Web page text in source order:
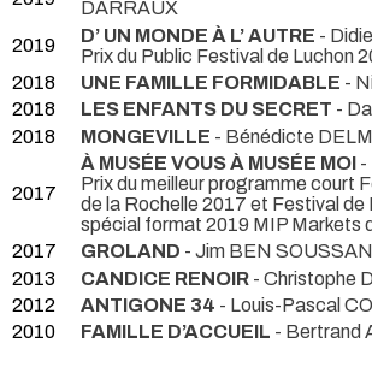
DARRAUX
2019
D’ UN MONDE À L’ AUTRE -
Prix du Public Festival de Luchon
2018
UNE FAMILLE FORMIDABLE -
2018
LES ENFANTS DU SECRET -
2018
MONGEVILLE - Bénédicte
2017
À MUSÉE VOUS À MUSÉE MOI -
Prix du meilleur programme court
de la Rochelle 2017 et Festival de
spécial format 2019 MIP Markets
2017
GROLAND - Jim BEN SOUSSAN
2013
CANDICE RENOIR - Christophe
2012
ANTIGONE 34 - Louis-Pascal
2010
FAMILLE D’ACCUEIL - Bertrand